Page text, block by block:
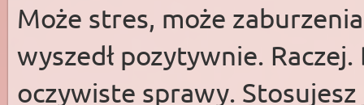
Może stres, może
wyszedł pozytywnie.
oczywiste sprawy.